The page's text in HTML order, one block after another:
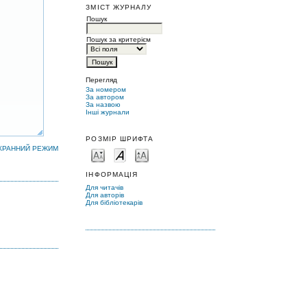
ЗМІСТ ЖУРНАЛУ
Пошук
Пошук за критерієм
Перегляд
За номером
За автором
За назвою
Інші журнали
РОЗМІР ШРИФТА
ІНФОРМАЦІЯ
Для читачів
Для авторів
Для бібліотекарів
РЕЖИМ